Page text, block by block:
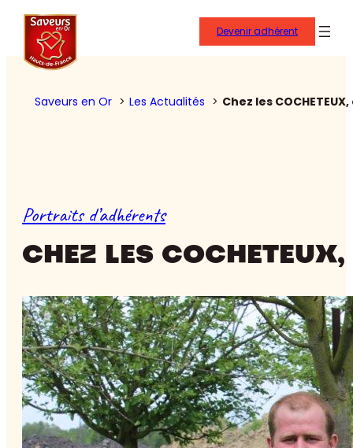
Devenir adhérent
Saveurs en Or Les Actualités Chez les
Portraits d’adhérents
CHEZ LES